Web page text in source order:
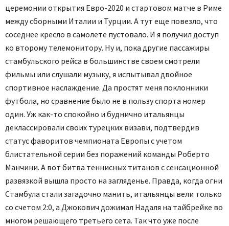
церемонии открытия Евро-2020 и стартовом матче в Риме
между сборными Италии и Турции. А тут еще повезло, что
соседнее кресло в самолете пустовало. И я получил доступ
ко второму телемонитору. Ну и, пока другие пассажиры
стамбульского рейса в большинстве своем смотрели
фильмы или слушали музыку, я испытывал двойное
спортивное наслаждение. Да простят меня поклонники
футбола, но сравнение было не в пользу спорта номер
один. Уж как-то спокойно и буднично итальянцы
деклассировали своих турецких визави, подтвердив
статус фаворитов чемпионата Европы с учетом
блистательной серии без поражений команды Роберто
Манчини. А вот битва теннисных титанов с сенсационной
развязкой вышла просто на загляденье. Правда, когда огни
Стамбула стали загадочно манить, итальянцы вели только
со счетом 2:0, а Джокович дожимал Надаля на тайбрейке во
многом решающего третьего сета. Так что уже после